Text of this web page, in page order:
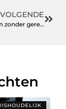
VOLGENDE
Tent opbouwen zonder gereedschap